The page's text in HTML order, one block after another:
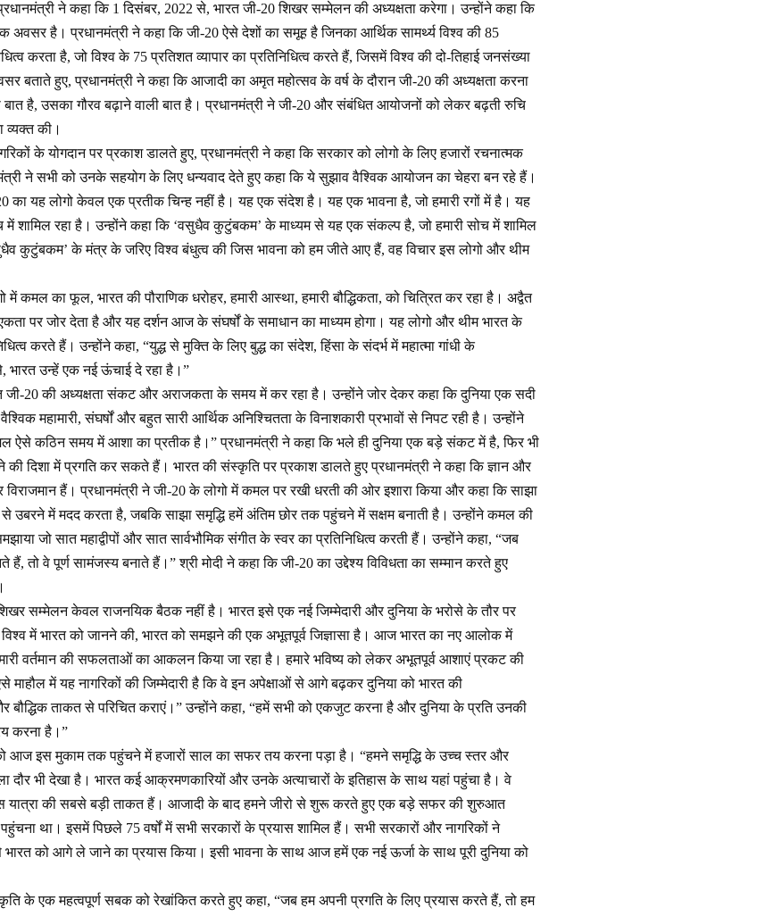
ने कहा कि 1 दिसंबर, 2022 से, भारत जी-20 शिखर सम्मेलन की अध्यक्षता करेगा। उन्होंने कहा कि
अवसर है। प्रधानमंत्री ने कहा कि जी-20 ऐसे देशों का समूह है जिनका आर्थिक सामर्थ्य विश्व की 85
करता है, जो विश्व के 75 प्रतिशत व्यापार का प्रतिनिधित्व करते हैं, जिसमें विश्व की दो-तिहाई जनसंख्या
बताते हुए, प्रधानमंत्री ने कहा कि आजादी का अमृत महोत्सव के वर्ष के दौरान जी-20 की अध्यक्षता करना
बात है, उसका गौरव बढ़ाने वाली बात है। प्रधानमंत्री ने जी-20 और संबंधित आयोजनों को लेकर बढ़ती रुचि
व्यक्त की।
के योगदान पर प्रकाश डालते हुए, प्रधानमंत्री ने कहा कि सरकार को लोगो के लिए हजारों रचनात्मक
ने सभी को उनके सहयोग के लिए धन्यवाद देते हुए कहा कि ये सुझाव वैश्विक आयोजन का चेहरा बन रहे हैं।
का यह लोगो केवल एक प्रतीक चिन्ह नहीं है। यह एक संदेश है। यह एक भावना है, जो हमारी रगों में है। यह
में शामिल रहा है। उन्होंने कहा कि ‘वसुधैव कुटुंबकम’ के माध्यम से यह एक संकल्प है, जो हमारी सोच में शामिल
कुटुंबकम’ के मंत्र के जरिए विश्व बंधुत्व की जिस भावना को हम जीते आए हैं, वह विचार इस लोगो और थीम
में कमल का फूल, भारत की पौराणिक धरोहर, हमारी आस्था, हमारी बौद्धिकता, को चित्रित कर रहा है। अद्वैत
एकता पर जोर देता है और यह दर्शन आज के संघर्षों के समाधान का माध्यम होगा। यह लोगो और थीम भारत के
करते हैं। उन्होंने कहा, “युद्ध से मुक्ति के लिए बुद्ध का संदेश, हिंसा के संदर्भ में महात्मा गांधी के
भारत उन्हें एक नई ऊंचाई दे रहा है।”
जी-20 की अध्यक्षता संकट और अराजकता के समय में कर रहा है। उन्होंने जोर देकर कहा कि दुनिया एक सदी
महामारी, संघर्षों और बहुत सारी आर्थिक अनिश्चितता के विनाशकारी प्रभावों से निपट रही है। उन्होंने
ऐसे कठिन समय में आशा का प्रतीक है।” प्रधानमंत्री ने कहा कि भले ही दुनिया एक बड़े संकट में है, फिर भी
दिशा में प्रगति कर सकते हैं। भारत की संस्कृति पर प्रकाश डालते हुए प्रधानमंत्री ने कहा कि ज्ञान और
विराजमान हैं। प्रधानमंत्री ने जी-20 के लोगो में कमल पर रखी धरती की ओर इशारा किया और कहा कि साझा
से उबरने में मदद करता है, जबकि साझा समृद्धि हमें अंतिम छोर तक पहुंचने में सक्षम बनाती है। उन्होंने कमल की
जो सात महाद्वीपों और सात सार्वभौमिक संगीत के स्वर का प्रतिनिधित्व करती हैं। उन्होंने कहा, “जब
तो वे पूर्ण सामंजस्य बनाते हैं।” श्री मोदी ने कहा कि जी-20 का उद्देश्य विविधता का सम्मान करते हुए
सम्मेलन केवल राजनयिक बैठक नहीं है। भारत इसे एक नई जिम्मेदारी और दुनिया के भरोसे के तौर पर
में भारत को जानने की, भारत को समझने की एक अभूतपूर्व जिज्ञासा है। आज भारत का नए आलोक में
वर्तमान की सफलताओं का आकलन किया जा रहा है। हमारे भविष्य को लेकर अभूतपूर्व आशाएं प्रकट की
माहौल में यह नागरिकों की जिम्मेदारी है कि वे इन अपेक्षाओं से आगे बढ़कर दुनिया को भारत की
बौद्धिक ताकत से परिचित कराएं।” उन्होंने कहा, “हमें सभी को एकजुट करना है और दुनिया के प्रति उनकी
करना है।”
को आज इस मुकाम तक पहुंचने में हजारों साल का सफर तय करना पड़ा है। “हमने समृद्धि के उच्च स्तर और
दौर भी देखा है। भारत कई आक्रमणकारियों और उनके अत्याचारों के इतिहास के साथ यहां पहुंचा है। वे
यात्रा की सबसे बड़ी ताकत हैं। आजादी के बाद हमने जीरो से शुरू करते हुए एक बड़े सफर की शुरुआत
था। इसमें पिछले 75 वर्षों में सभी सरकारों के प्रयास शामिल हैं। सभी सरकारों और नागरिकों ने
को आगे ले जाने का प्रयास किया। इसी भावना के साथ आज हमें एक नई ऊर्जा के साथ पूरी दुनिया को
के एक महत्वपूर्ण सबक को रेखांकित करते हुए कहा, “जब हम अपनी प्रगति के लिए प्रयास करते हैं, तो हम